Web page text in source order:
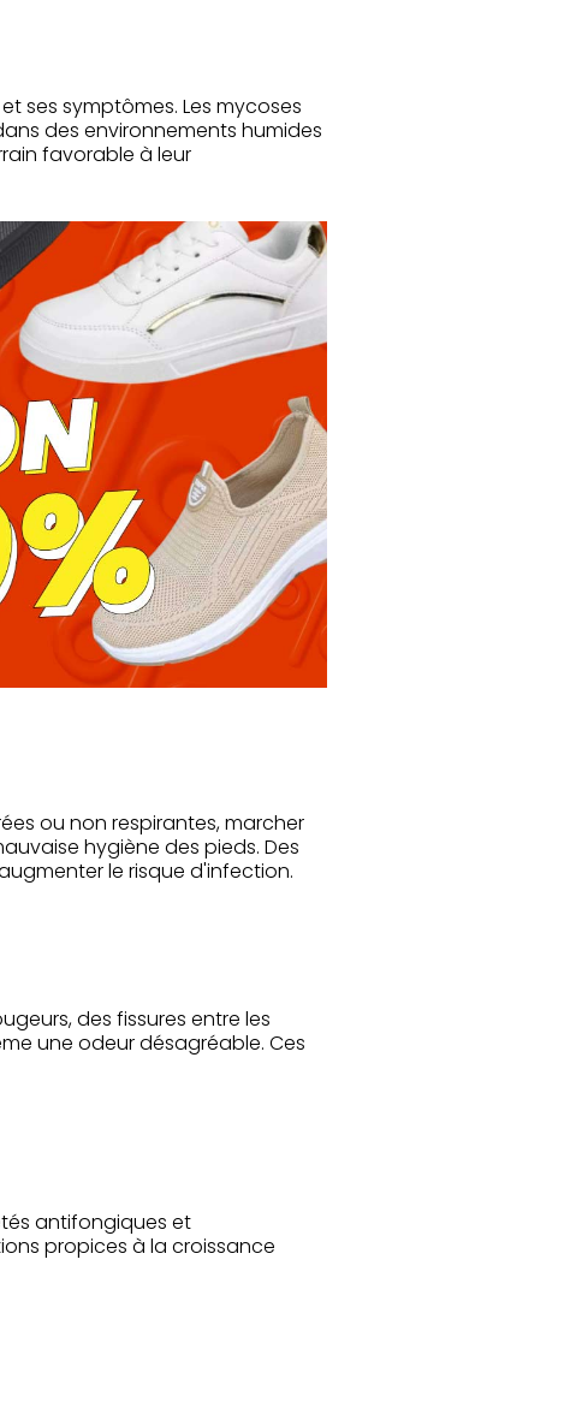
ses symptômes. Les mycoses
des environnements humides
favorable à leur
ou non respirantes, marcher
hygiène des pieds. Des
le risque d'infection.
des fissures entre les
une odeur désagréable. Ces
antifongiques et
propices à la croissance